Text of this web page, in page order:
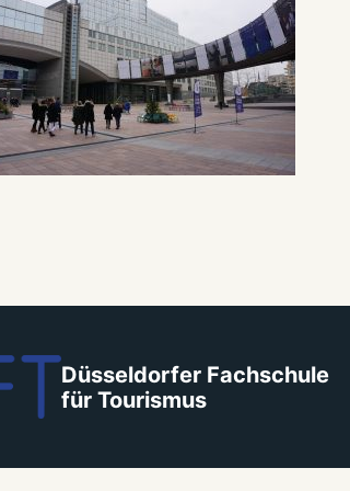
Düsseldorfer Fachschule
für Tourismus